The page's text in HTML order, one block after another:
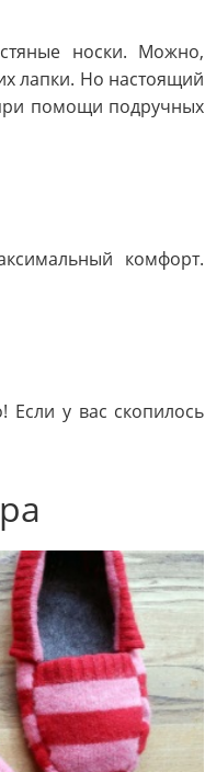
носки. Можно,
лапки. Но настоящий
помощи подручных
комфорт.
Если у вас скопилось